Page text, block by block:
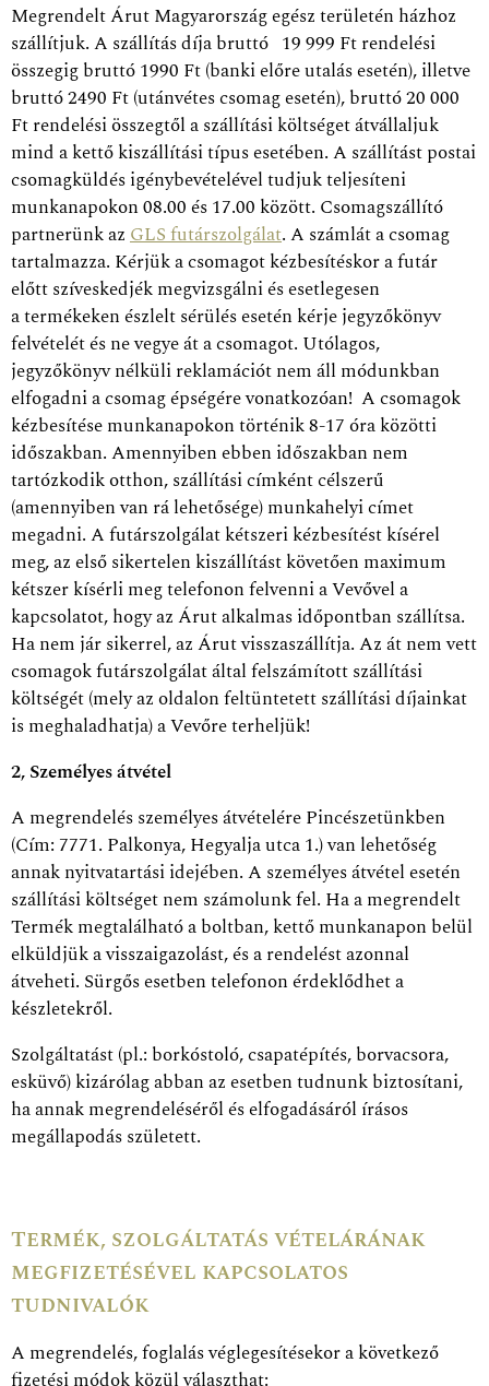
Megrendelt Árut Magyarország egész területén házhoz
szállítjuk. A szállítás díja bruttó 19 999 Ft rendelési
összegig bruttó 1990 Ft (banki előre utalás esetén), illetve
bruttó 2490 Ft (utánvétes csomag esetén), bruttó 20 000
Ft rendelési összegtől a szállítási költséget átvállaljuk
mind a kettő kiszállítási típus esetében. A szállítást postai
csomagküldés igénybevételével tudjuk teljesíteni
munkanapokon 08.00 és 17.00 között. Csomagszállító
partnerünk azGLS futárszolgálat. A számlát a csomag
tartalmazza. Kérjük a csomagot kézbesítéskor a futár
előtt szíveskedjék megvizsgálni és esetlegesen
a termékeken észlelt sérülés esetén kérje jegyzőkönyv
felvételét és ne vegye át a csomagot. Utólagos,
jegyzőkönyv nélküli reklamációt nem áll módunkban
elfogadni a csomag épségére vonatkozóan! A csomagok
kézbesítése munkanapokon történik 8-17 óra közötti
időszakban. Amennyiben ebben időszakban nem
tartózkodik otthon, szállítási címként célszerű
(amennyiben van rá lehetősége) munkahelyi címet
megadni. A futárszolgálat kétszeri kézbesítést kísérel
meg, az első sikertelen kiszállítást követően maximum
kétszer kísérli meg telefonon felvenni a Vevővel a
kapcsolatot, hogy az Árut alkalmas időpontban szállítsa.
Ha nem jár sikerrel, az Árut visszaszállítja. Az át nem vett
csomagok futárszolgálat által felszámított szállítási
költségét (mely az oldalon feltüntetett szállítási díjainkat
is meghaladhatja) a Vevőre terheljük!
2, Személyes átvétel
A megrendelés személyes átvételére Pincészetünkben
(Cím: 7771. Palkonya, Hegyalja utca 1.) van lehetőség
annak nyitvatartási idejében. A személyes átvétel esetén
szállítási költséget nem számolunk fel. Ha a megrendelt
Termék megtalálható a boltban, kettő munkanapon belül
elküldjük a visszaigazolást, és a rendelést azonnal
átveheti. Sürgős esetben telefonon érdeklődhet a
készletekről.
Szolgáltatást (pl.: borkóstoló, csapatépítés, borvacsora,
esküvő) kizárólag abban az esetben tudnunk biztosítani,
ha annak megrendeléséről és elfogadásáról írásos
megállapodás született.
Termék, szolgáltatás vételárának
megfizetésével kapcsolatos
tudnivalók
A megrendelés, foglalás véglegesítésekor a következő